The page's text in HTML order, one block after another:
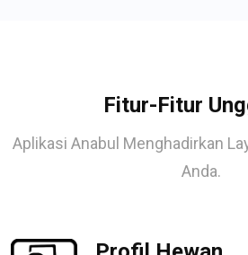
Fitur-Fitur
Aplikasi Anabul Menghadirkan
Anda.